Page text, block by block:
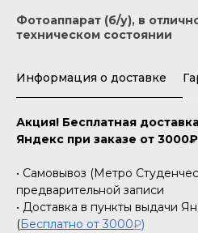
Фотоаппарат (б/у), в
техническом состоянии
Информация о доставке
Акция! Бесплатная
Яндекс при заказе от 3000₽
• Самовывоз (Метро
предварительной записи
• Доставка в пункты выдачи
(Бесплатно от 3000₽)